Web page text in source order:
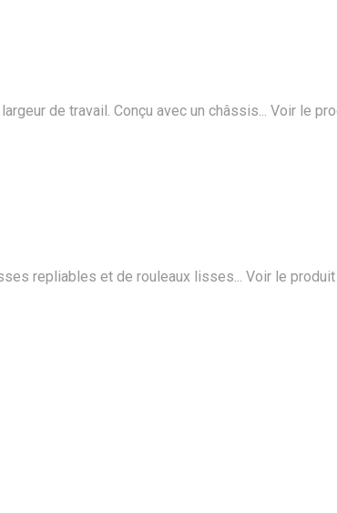
de travail. Conçu avec un châssis... Voir le
repliables et de rouleaux lisses... Voir le produit